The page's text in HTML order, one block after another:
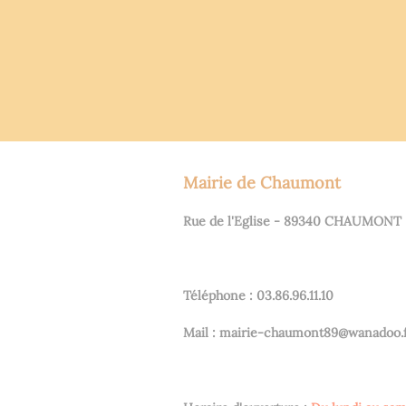
Mairie de Chaumont
Rue de l'Eglise - 89340 CHAUMONT
Téléphone : 03.86.96.11.10
Mail : mairie-